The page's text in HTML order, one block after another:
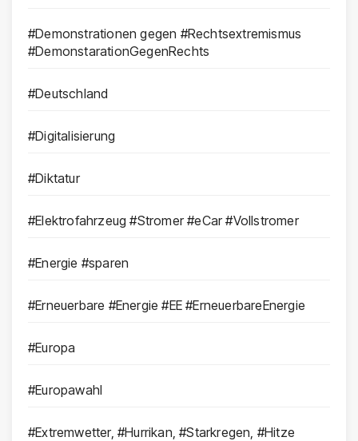
#Demonstrationen gegen #Rechtsextremismus
#DemonstarationGegenRechts
#Deutschland
#Digitalisierung
#Diktatur
#Elektrofahrzeug #Stromer #eCar #Vollstromer
#Energie #sparen
#Erneuerbare #Energie #EE #ErneuerbareEnergie
#Europa
#Europawahl
#Extremwetter, #Hurrikan, #Starkregen, #Hitze